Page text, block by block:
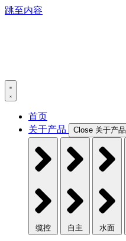
跳至内容
首页
关于产品
Close 关于产品
缆控 自主 水面